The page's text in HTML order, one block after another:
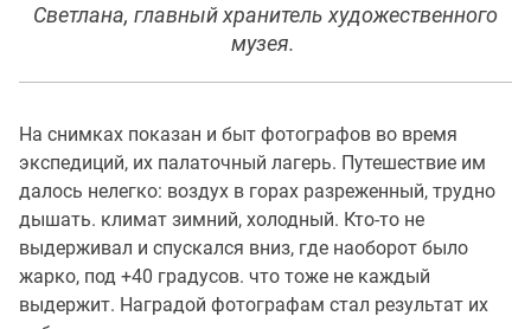
Светлана, главный хранитель художественного
музея.
На снимках показан и быт фотографов во время
экспедиций, их палаточный лагерь. Путешествие им
далось нелегко: воздух в горах разреженный, трудно
дышать. климат зимний, холодный. Кто-то не
выдерживал и спускался вниз, где наоборот было
жарко, под +40 градусов. что тоже не каждый
выдержит. Наградой фотографам стал результат их